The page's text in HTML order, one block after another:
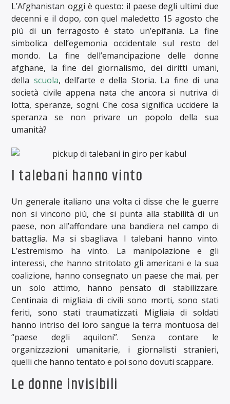
L’Afghanistan oggi è questo: il paese degli ultimi due
decenni e il dopo, con quel maledetto 15 agosto che
più di un ferragosto è stato un’epifania. La fine
simbolica dell’egemonia occidentale sul resto del
mondo. La fine dell’emancipazione delle donne
afghane, la fine del giornalismo, dei diritti umani,
della scuola, dell’arte e della Storia. La fine di una
società civile appena nata che ancora si nutriva di
lotta, speranze, sogni. Che cosa significa uccidere la
speranza se non privare un popolo della sua
umanità?
I talebani hanno vinto
Un generale italiano una volta ci disse che le guerre
non si vincono più, che si punta alla stabilità di un
paese, non all’affondare una bandiera nel campo di
battaglia. Ma si sbagliava. I talebani hanno vinto.
L’estremismo ha vinto. La manipolazione e gli
interessi, che hanno stritolato gli americani e la sua
coalizione, hanno consegnato un paese che mai, per
un solo attimo, hanno pensato di stabilizzare.
Centinaia di migliaia di civili sono morti, sono stati
feriti, sono stati traumatizzati. Migliaia di soldati
hanno intriso del loro sangue la terra montuosa del
“paese degli aquiloni”. Senza contare le
organizzazioni umanitarie, i giornalisti stranieri,
quelli che hanno tentato e poi sono dovuti scappare.
Le donne invisibili